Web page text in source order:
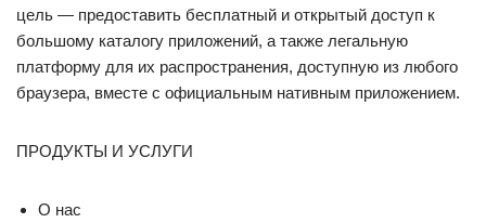
цель — предоставить бесплатный и открытый доступ к
большому каталогу приложений, а также легальную
платформу для их распространения, доступную из любого
браузера, вместе с официальным нативным приложением.
ПРОДУКТЫ И УСЛУГИ
О нас